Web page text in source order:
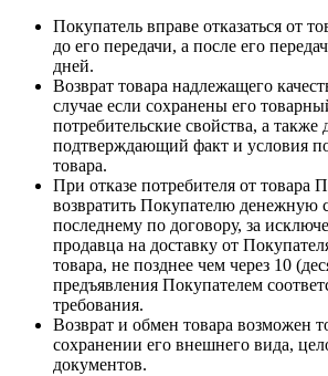
Покупатель вправе отказаться от
до его передачи, а после его
дней.
Возврат товара надлежащего
случае если сохранены его
потребительские свойства, а также
подтверждающий факт и условия
товара.
При отказе потребителя от товара
возвратить Покупателю денежную
последнему по договору, за
продавца на доставку от
товара, не позднее чем через 10
предъявления Покупателем
требования.
Возврат и обмен товара возможен
сохранении его внешнего вида,
документов.